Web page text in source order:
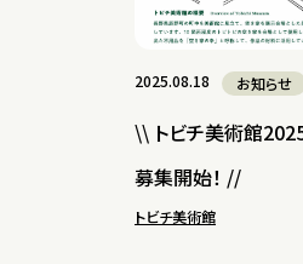
2025.08.18 お知らせ
\\ トビチ美術館
募集開始！ //
トビチ美術館